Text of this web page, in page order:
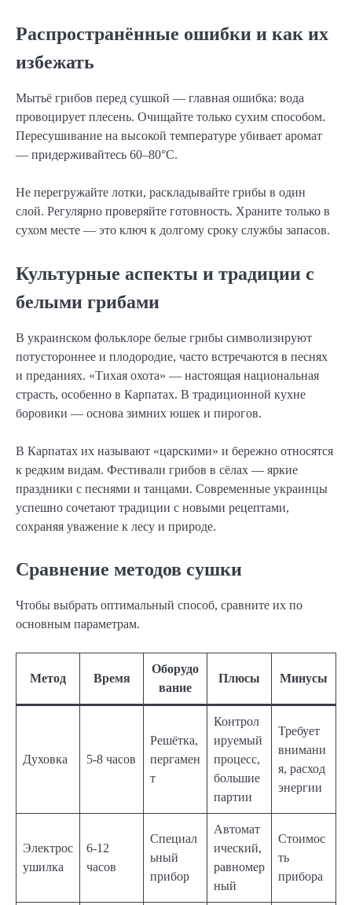
Распространённые ошибки и как их
избежать
Мытьё грибов перед сушкой — главная ошибка: вода
провоцирует плесень. Очищайте только сухим способом.
Пересушивание на высокой температуре убивает аромат
— придерживайтесь 60–80°C.
Не перегружайте лотки, раскладывайте грибы в один
слой. Регулярно проверяйте готовность. Храните только в
сухом месте — это ключ к долгому сроку службы запасов.
Культурные аспекты и традиции с
белыми грибами
В украинском фольклоре белые грибы символизируют
потустороннее и плодородие, часто встречаются в песнях
и преданиях. «Тихая охота» — настоящая национальная
страсть, особенно в Карпатах. В традиционной кухне
боровики — основа зимних юшек и пирогов.
В Карпатах их называют «царскими» и бережно относятся
к редким видам. Фестивали грибов в сёлах — яркие
праздники с песнями и танцами. Современные украинцы
успешно сочетают традиции с новыми рецептами,
сохраняя уважение к лесу и природе.
Сравнение методов сушки
Чтобы выбрать оптимальный способ, сравните их по
основным параметрам.
Метод Время
Оборудо
вание
Плюсы Минусы
Духовка 5-8 часов
Решётка,
пергамен
т
Контрол
ируемый
процесс,
большие
партии
Требует
внимани
я, расход
энергии
Электрос
ушилка
6-12
часов
Специал
ьный
прибор
Автомат
ический,
равномер
ный
Стоимос
ть
прибора